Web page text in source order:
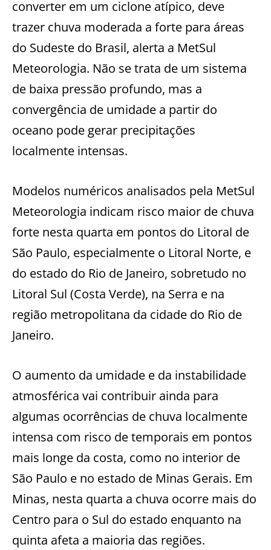
converter em um ciclone atípico, deve
trazer chuva moderada a forte para áreas
do Sudeste do Brasil, alerta a MetSul
Meteorologia. Não se trata de um sistema
de baixa pressão profundo, mas a
convergência de umidade a partir do
oceano pode gerar precipitações
localmente intensas.
Modelos numéricos analisados pela MetSul
Meteorologia indicam risco maior de chuva
forte nesta quarta em pontos do Litoral de
São Paulo, especialmente o Litoral Norte, e
do estado do Rio de Janeiro, sobretudo no
Litoral Sul (Costa Verde), na Serra e na
região metropolitana da cidade do Rio de
Janeiro.
O aumento da umidade e da instabilidade
atmosférica vai contribuir ainda para
algumas ocorrências de chuva localmente
intensa com risco de temporais em pontos
mais longe da costa, como no interior de
São Paulo e no estado de Minas Gerais. Em
Minas, nesta quarta a chuva ocorre mais do
Centro para o Sul do estado enquanto na
quinta afeta a maioria das regiões.